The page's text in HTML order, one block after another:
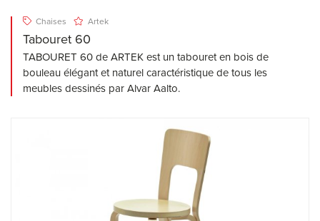
Chaises Artek
Tabouret 60
TABOURET 60 de ARTEK est un tabouret en bois de
bouleau élégant et naturel caractéristique de tous les
meubles dessinés par Alvar Aalto.